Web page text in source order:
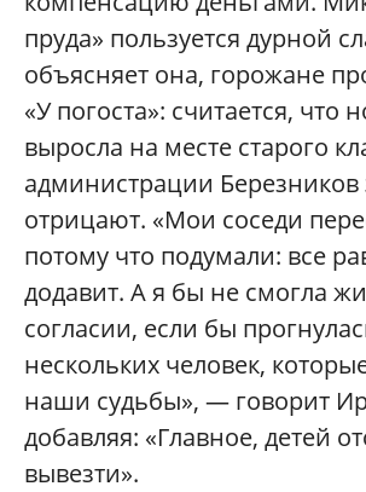
пруда» пользуется дурной
объясняет она, горожане
«У погоста»: считается, что
выросла на месте старого
администрации Березников
отрицают. «Мои соседи
потому что подумали: все
додавит. А я бы не смогла
согласии, если бы
нескольких человек,
наши судьбы», — говорит
добавляя: «Главное, детей
вывезти».